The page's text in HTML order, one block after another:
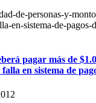
pagar más de
en sistema de